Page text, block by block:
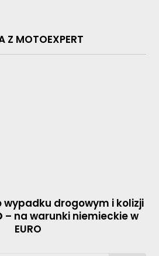
Z MOTOEXPERT
wypadku drogowym i kolizji
– na warunki niemieckie w
EURO